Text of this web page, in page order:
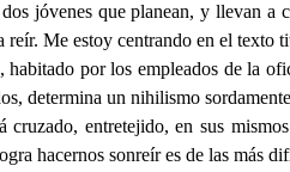
jóvenes que planean, y llevan
Me estoy centrando en el
por los empleados de la
determina un nihilismo
entretejido, en sus
hacernos sonreír es de las más